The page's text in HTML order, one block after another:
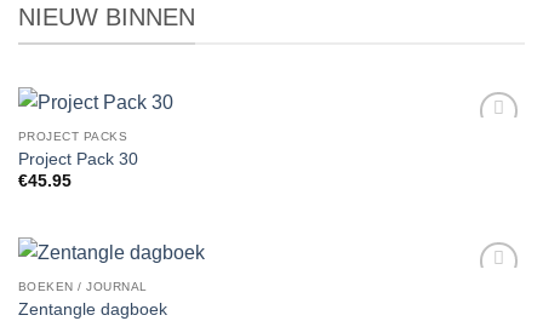
NIEUW BINNEN
PROJECT PACKS
Project Pack 30
€45.95
BOEKEN / JOURNAL
Zentangle dagboek